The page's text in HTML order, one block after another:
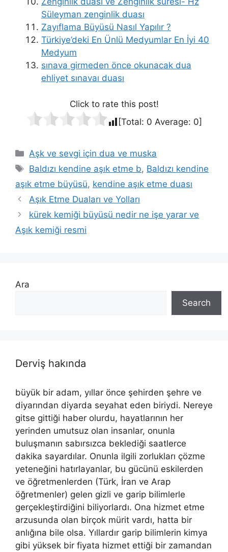
Süleyman zenginlik duası
Zayıflama Büyüsü Nasıl Yapılır ?
Türkiye’deki En Ünlü Medyumlar En İyi 40
Medyum
sınava girmeden önce okunacak dua
ehliyet sınavaı duası
Click to rate this post!
[Total: 0 Average: 0]
Aşk ve sevgi için dua ve muska
Baldızı kendine aşık etme b, Baldızı kendine
aşık etme büyüsü, kendine aşık etme duası
Aşık Etme Duaları ve Yolları
kürek kemiği büyüsü nedir ne işe yarar ve
Aşık kemiği resmi
Ara
Search
Derviş hakında
büyük bir adam, yıllar önce şehirden şehre ve
diyarından diyarda seyahat eden biriydi. Nereye
gitse gittiği haber olurdu, hayatlarının her
yerinden umutsuz olan insanlar, onunla
buluşmanın sabırsızca beklediği saatlerce
dakika sayardılar. Onunla ilgili zorlukları çözme
yeteneğini hatırlayanlar, bu gücünü eskilerden
ve öğretmenlerden (Türk, İran ve Arap
öğretmenler) gelen gizli ve garip bilimlerle
gerçekleştirdiğini biliyorlardı. Ona hizmet etme
arzusunda olan birçok mürit vardı, hatta bir
anlığına bile olsa. Yıllardır garip bilimlerin kimya
gibi yüksek bir fiyata hizmet ettiği bir zamandan